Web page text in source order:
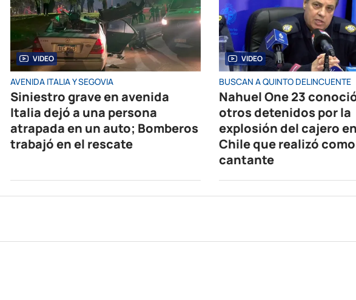
VIDEO
AVENIDA ITALIA Y SEGOVIA
Siniestro grave en avenida
Italia dejó a una persona
atrapada en un auto; Bomberos
trabajó en el rescate
VIDEO
BUSCAN A QUINTO DELINCUENTE
Nahuel One 23
otros detenidos por la
explosión del cajero
Chile que realizó como
cantante